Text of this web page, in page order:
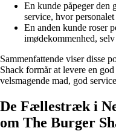
En kunde påpeger den
service, hvor
En anden kunde roser
imødekommenhed,
Sammenfattende viser disse
Shack formår at levere en
velsmagende mad, god
De Fællestræk i
om The Burger